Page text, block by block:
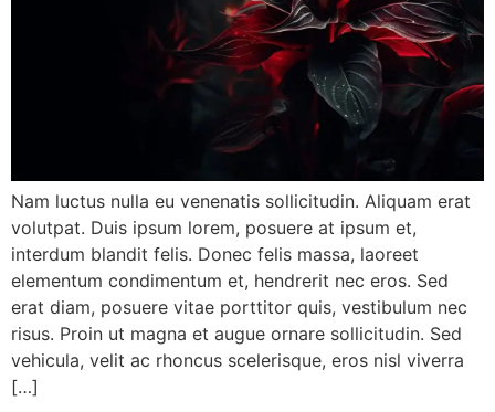
Nam luctus nulla eu venenatis sollicitudin. Aliquam erat
volutpat. Duis ipsum lorem, posuere at ipsum et,
interdum blandit felis. Donec felis massa, laoreet
elementum condimentum et, hendrerit nec eros. Sed
erat diam, posuere vitae porttitor quis, vestibulum nec
risus. Proin ut magna et augue ornare sollicitudin. Sed
vehicula, velit ac rhoncus scelerisque, eros nisl viverra
[…]